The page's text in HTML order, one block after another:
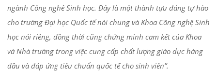
ngành Công nghê Sinh học. Đây là một thành tựu đáng tự hào
cho trường Đại học Quốc tế nói chung và Khoa Công nghệ Sinh
học nói riêng, đồng thời cũng chứng minh cam kết của Khoa
và Nhà trường trong việc cung cấp chất lượng giáo dục hàng
đầu và đáp ứng tiêu chuẩn quốc tế cho sinh viên”.